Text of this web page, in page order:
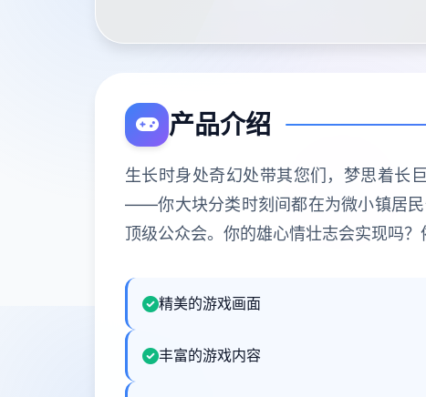
产品介绍
生长时身处奇幻处带其您们，梦思着长
——你大块分类时刻间都在为微小镇居
顶级公众会。你的雄心情壮志会实现吗
精美的游戏画面
丰富的游戏内容